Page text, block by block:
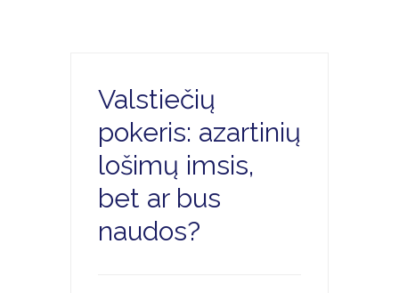
Valstiečių
pokeris: azartinių
lošimų imsis,
bet ar bus
naudos?